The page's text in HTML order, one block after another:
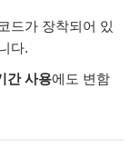
드가 장착되어 있
다.
간 사용에도 변함